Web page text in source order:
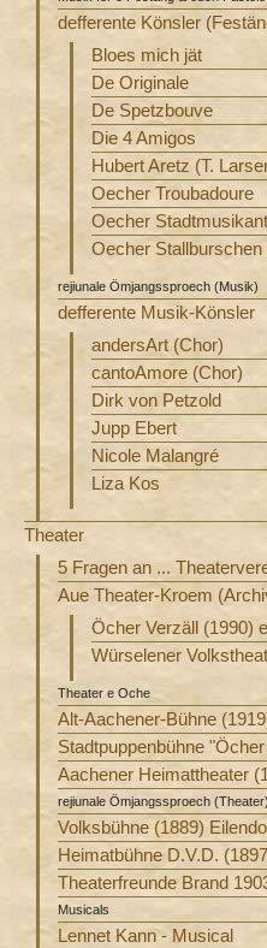
defferente Könsler
Bloes mich jät
De Originale
De Spetzbouve
Die 4 Amigos
Hubert Aretz (T.
Oecher Troubadoure
Oecher
Oecher Stallburschen
rejiunale Ömjangssproech (Musik)
defferente Musik-Könsler
andersArt (Chor)
cantoAmore (Chor)
Dirk von Petzold
Jupp Ebert
Nicole Malangré
Liza Kos
Theater
5 Fragen an ...
Aue Theater-Kroem
Öcher Verzäll (1990)
Würselener
Theater e Oche
Alt-Aachener-Bühne
Stadtpuppenbühne
Aachener Heimattheater
rejiunale Ömjangssproech (Theater)
Volksbühne (1889)
Heimatbühne D.V.D.
Theaterfreunde Brand
Musicals
Lennet Kann - Musical